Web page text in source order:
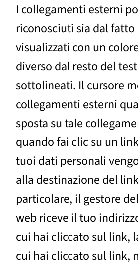
I collegamenti esterni
riconosciuti sia dal fatto
visualizzati con un
diverso dal resto del
sottolineati. Il cursore
collegamenti esterni
sposta su tale
quando fai clic su un
tuoi dati personali
alla destinazione del
particolare, il gestore
web riceve il tuo
cui hai cliccato sul link,
cui hai cliccato sul link,